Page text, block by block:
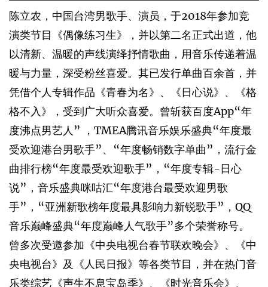
陈立农，中国台湾男歌手、演员，于2018年参加竞
演类节目《偶像练习生》，并以第二名正式出道，他
以清新、温暖的声线演绎抒情歌曲，用音乐传递着温
暖与力量，深受粉丝喜爱。其已发行单曲百余首，并
凭借个人专辑作品《青春为名》、《日心说》、《格
格不入》，受到广大听众喜爱。曾斩获百度App“年
度沸点男艺人” ，TMEA腾讯音乐娱乐盛典“年度最
受欢迎港台男歌手”、“年度畅销数字单曲”，流行金
曲排行榜“年度最受欢迎歌手”，“年度专辑-日心
说”，音乐盛典咪咕汇“年度港台最受欢迎男歌
手”，“亚洲新歌榜年度最具影响力新锐歌手”，QQ
音乐巅峰盛典“年度巅峰人气歌手”多个荣誉称号。
曾多次受邀参加《中央电视台春节联欢晚会》、《中
央电视台》及《人民日报》等各类节目，并在热门音
乐类综艺《声生不息宝岛季》、《时光音乐会》、